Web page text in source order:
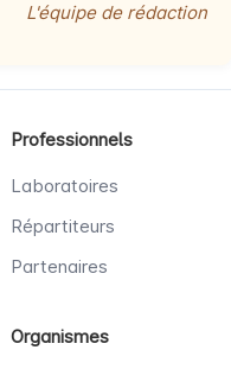
L'équipe de rédaction
Professionnels
Laboratoires
Répartiteurs
Partenaires
Organismes